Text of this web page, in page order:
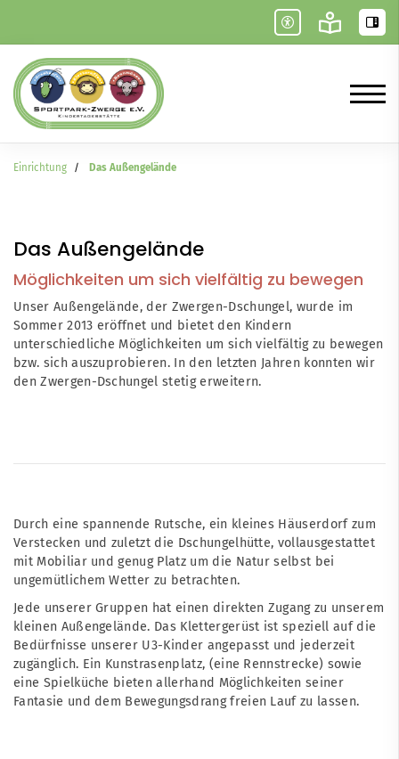
Einrichtung Das Außengelände
Das Außengelände
Möglichkeiten um sich vielfältig zu bewegen
Unser Außengelände, der Zwergen-Dschungel, wurde im
Sommer 2013 eröffnet und bietet den Kindern
unterschiedliche Möglichkeiten um sich vielfältig zu bewegen
bzw. sich auszuprobieren. In den letzten Jahren konnten wir
den Zwergen-Dschungel stetig erweitern.
Durch eine spannende Rutsche, ein kleines Häuserdorf zum
Verstecken und zuletzt die Dschungelhütte, vollausgestattet
mit Mobiliar und genug Platz um die Natur selbst bei
ungemütlichem Wetter zu betrachten.
Jede unserer Gruppen hat einen direkten Zugang zu unserem
kleinen Außengelände. Das Klettergerüst ist speziell auf die
Bedürfnisse unserer U3-Kinder angepasst und jederzeit
zugänglich. Ein Kunstrasenplatz, (eine Rennstrecke) sowie
eine Spielküche bieten allerhand Möglichkeiten seiner
Fantasie und dem Bewegungsdrang freien Lauf zu lassen.